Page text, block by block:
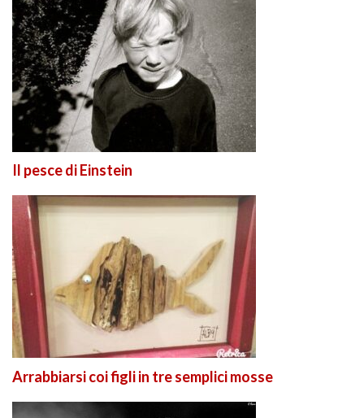
Il pesce di Einstein
Arrabbiarsi coi figli in tre semplici mosse